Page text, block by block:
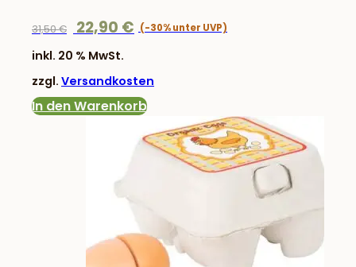
31,50€
Ursprünglicher
war:
31,50 €
22,90 €
inkl. 20 % MwSt.
zzgl. Versandkosten
In den Warenkorb